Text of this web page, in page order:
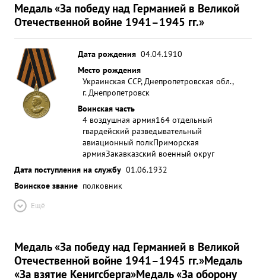
Медаль «За победу над Германией в Великой
Отечественной войне 1941–1945 гг.»
Дата рождения 04.04.1910
Место рождения
Украинская ССР, Днепропетровская обл.,
г. Днепропетровск
Воинская часть
4 воздушная армия164 отдельный
гвардейский разведывательный
авиационный полкПриморская
армияЗакавказский военный округ
Дата поступления на службу 01.06.1932
Воинское звание полковник
Ещё
Медаль «За победу над Германией в Великой
Отечественной войне 1941–1945 гг.»Медаль
«За взятие Кенигсберга»Медаль «За оборону